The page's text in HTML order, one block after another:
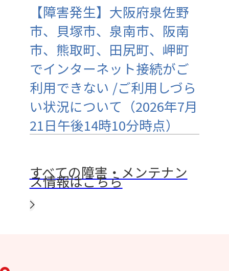
【障害発生】大阪府泉佐野
市、貝塚市、泉南市、阪南
市、熊取町、田尻町、岬町
でインターネット接続がご
利用できない /ご利用しづら
い状況について（2026年7月
21日午後14時10分時点）
すべての障害・メンテナン
ス情報はこちら